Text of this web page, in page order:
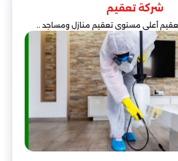
شركة تعقيم
أعلى مستوى تعقيم منازل ومساجد ..